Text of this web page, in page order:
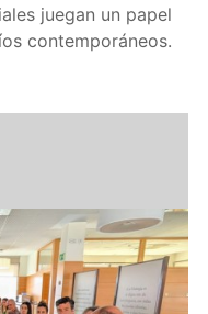
juegan un papel
contemporáneos.